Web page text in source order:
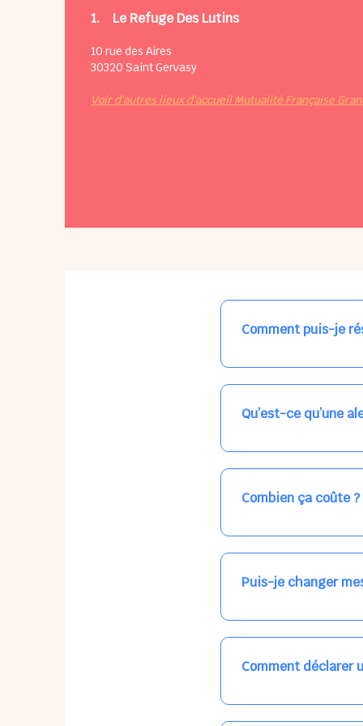
1. Le Refuge Des Lutins
10 rue des Aires
30320 Saint Gervasy
Voir d'autres lieux d'accueil Mutualité Française
Comment puis-je
Nos places libres au
qui vous intéresse,
Qu’est-ce qu’une
Vous avez besoin
les places disponibles
Combien ça coûte ?
Votre accueil est
habituel. N'hésitez
Puis-je changer
Dans votre profil
email, par SMS, par
Comment déclarer
Signalez une absence
ou